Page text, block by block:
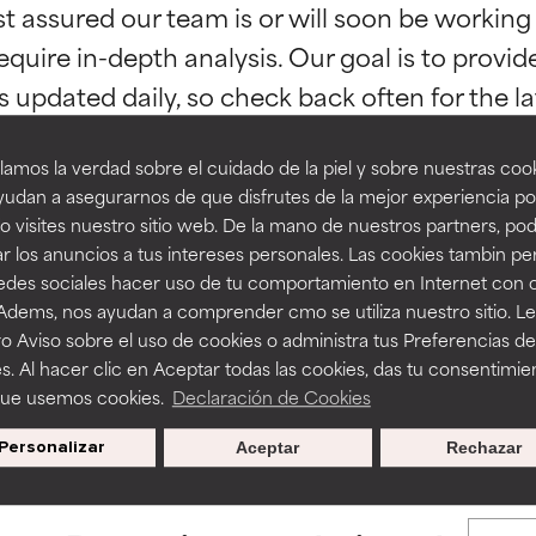
la verdad sobre el cuidado de la piel y sobre nuestras
a asegurarnos de que disfrutes de la mejor experiencia
visites nuestro sitio web. De la mano de nuestros partners,
los anuncios a tus intereses personales. Las cookies tambin
sociales hacer uso de tu comportamiento en Internet con
nos ayudan a comprender cmo se utiliza nuestro sitio.
Aviso sobre el uso de cookies o administra tus Preferencias de
Al hacer clic en Aceptar todas las cookies, das tu
usemos cookies. Declaración de Cookies
Personalizar Rechazar
Aceptar
assured our team is or will soon be
in-depth analysis. Our goal is to
BACK TO SEARCH
to assess ingredients in this dictionary. Regulations
con beneficios reales para la piel. Su eficacia está
independientes.
tan beneficiosos como los de la categoría excelente, suelen ser
la estabilidad o la absorción de una fórmula.
ciertas limitaciones en cuanto a su apariencia, estabilidad o
básicos o que no cuentan con suficiente respaldo científico.
algunos beneficios se recomienda evitarlo por su
si se combina con otros ingredientes problemáticos.
provocar efectos adversos como irritación, inflamación o
con beneficios reales para la piel. Su eficacia está
independientes.
tan beneficiosos como los de la categoría excelente, suelen ser
la estabilidad o la absorción de una fórmula.
ciertas limitaciones en cuanto a su apariencia, estabilidad o
básicos o que no cuentan con suficiente respaldo científico.
algunos beneficios se recomienda evitarlo por su
si se combina con otros ingredientes problemáticos.
provocar efectos adversos como irritación, inflamación o